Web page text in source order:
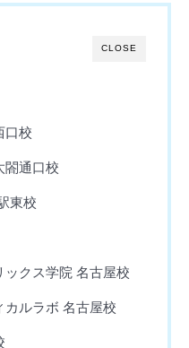
CLOSE
口校
閤通口校
東校
ックス学院 名古屋校
カルラボ 名古屋校